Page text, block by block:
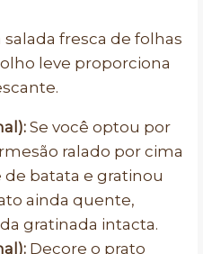
salada fresca de folhas
leve proporciona
Se você optou por
ralado por cima
batata e gratinou
ainda quente,
gratinada intacta.
Decore o prato